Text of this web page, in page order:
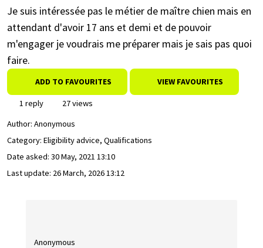
Je suis intéressée pas le métier de maître chien mais en
attendant d'avoir 17 ans et demi et de pouvoir
m'engager je voudrais me préparer mais je sais pas quoi
faire.
ADD TO FAVOURITES VIEW FAVOURITES
1 reply
27 views
Author: Anonymous
Category: Eligibility advice, Qualifications
Date asked: 30 May, 2021 13:10
Last update: 26 March, 2026 13:12
Anonymous